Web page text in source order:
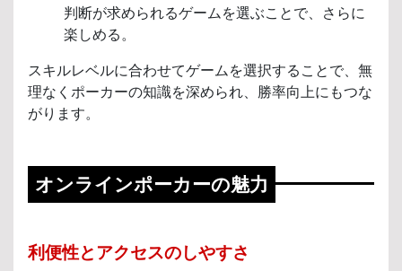
判断が求められるゲームを選ぶことで、さらに
楽しめる。
スキルレベルに合わせてゲームを選択することで、無
理なくポーカーの知識を深められ、勝率向上にもつな
がります。
オンラインポーカーの魅力
利便性とアクセスのしやすさ